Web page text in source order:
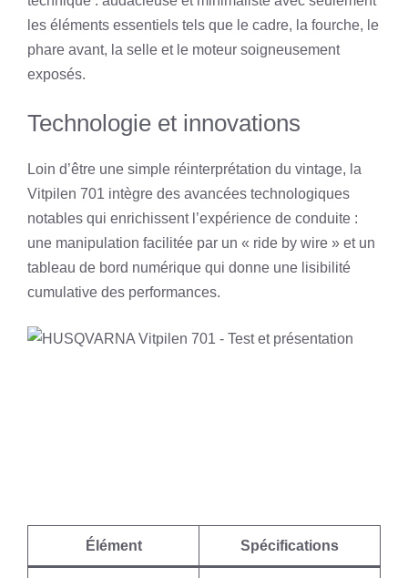
les éléments essentiels tels que le cadre, la fourche, le
phare avant, la selle et le moteur soigneusement
exposés.
Technologie et innovations
Loin d’être une simple réinterprétation du vintage, la
Vitpilen 701 intègre des avancées technologiques
notables qui enrichissent l’expérience de conduite :
une manipulation facilitée par un « ride by wire » et un
tableau de bord numérique qui donne une lisibilité
cumulative des performances.
Élément Spécifications